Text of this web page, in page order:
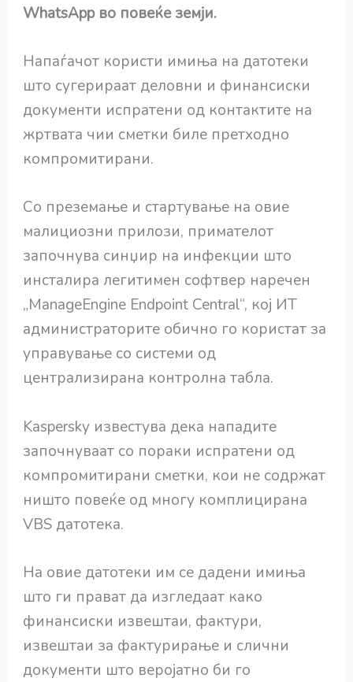
WhatsApp во повеќе земји.
Напаѓачот користи имиња на датотеки
што сугерираат деловни и финансиски
документи испратени од контактите на
жртвата чии сметки биле претходно
компромитирани.
Со преземање и стартување на овие
малициозни прилози, примателот
започнува синџир на инфекции што
инсталира легитимен софтвер наречен
„ManageEngine Endpoint Central“, кој ИТ
администраторите обично го користат за
управување со системи од
централизирана контролна табла.
Kaspersky известува дека нападите
започнуваат со пораки испратени од
компромитирани сметки, кои не содржат
ништо повеќе од многу комплицирана
VBS датотека.
На овие датотеки им се дадени имиња
што ги прават да изгледаат како
финансиски извештаи, фактури,
извештаи за фактурирање и слични
документи што веројатно би го